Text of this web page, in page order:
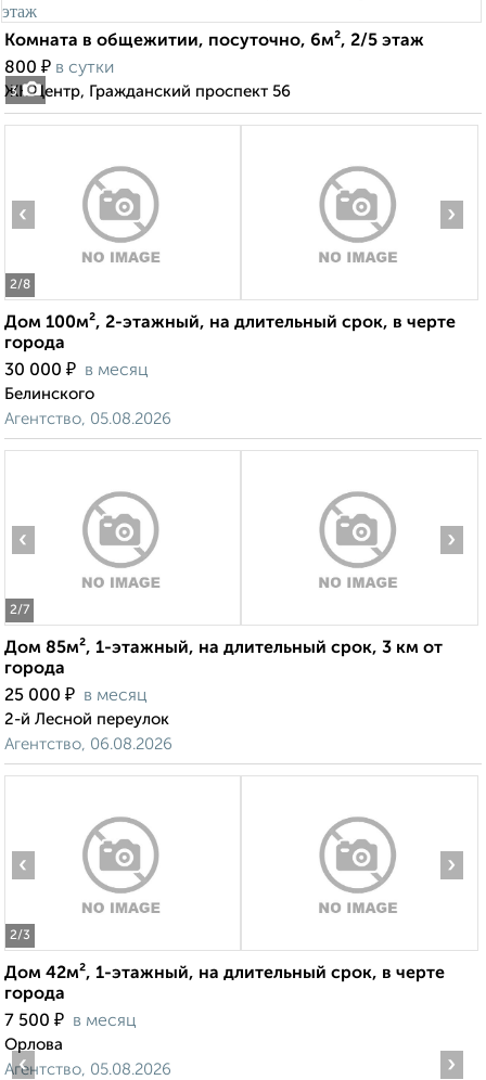
3
Комната в общежитии, посуточно, 6м², 2/5 этаж
800 ₽ в сутки
ЖК Центр, Гражданский проспект 56
2/8
‹ ›
Дом 100м², 2-этажный, на длительный срок, в черте
города
30 000 ₽ в месяц
Белинского
Агентство, 05.08.2026
2/7
‹ ›
Дом 85м², 1-этажный, на длительный срок, 3 км от
города
25 000 ₽ в месяц
2-й Лесной переулок
Агентство, 06.08.2026
2/3
‹ ›
Дом 42м², 1-этажный, на длительный срок, в черте
города
7 500 ₽ в месяц
Орлова
Агентство, 05.08.2026
‹ ›